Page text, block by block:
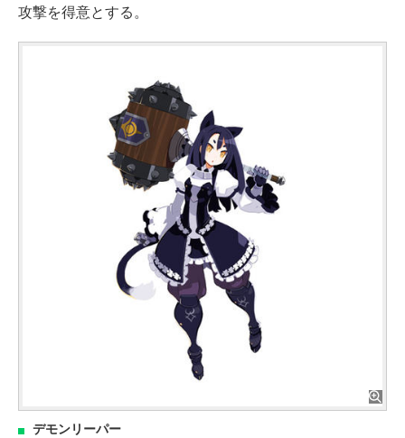
攻撃を得意とする。
デモンリーパー